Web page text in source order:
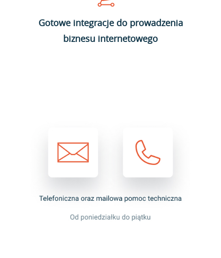
Gotowe integracje do prowadzenia
biznesu internetowego